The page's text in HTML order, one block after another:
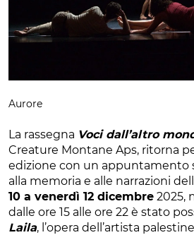
Aurore
La rassegna Voci dall’altro
Creature Montane Aps, ritorna
edizione con un appuntamento
alla memoria e alle narrazioni
10 a venerdì 12 dicembre 2025,
dalle ore 15 alle ore 22 è stato
Laila, l’opera dell’artista